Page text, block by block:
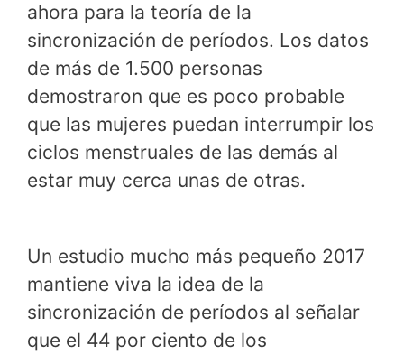
ahora para la teoría de la
sincronización de períodos. Los datos
de más de 1.500 personas
demostraron que es poco probable
que las mujeres puedan interrumpir los
ciclos menstruales de las demás al
estar muy cerca unas de otras.
Un estudio mucho más pequeño 2017
mantiene viva la idea de la
sincronización de períodos al señalar
que el 44 por ciento de los